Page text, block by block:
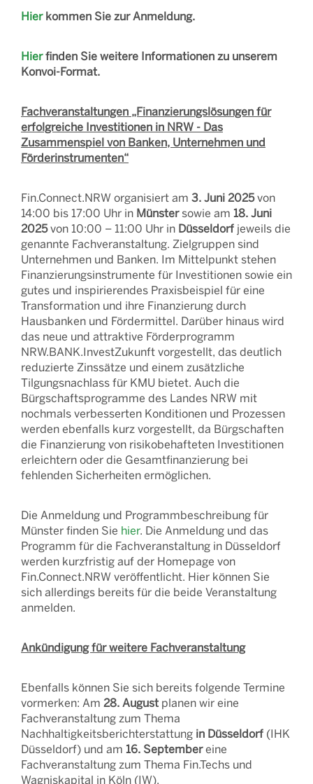
Hierkommen Sie zur Anmeldung.
Hierfinden Sie weitere Informationen zu unserem
Konvoi-Format.
Fachveranstaltungen „Finanzierungslösungen für
erfolgreiche Investitionen in NRW - Das
Zusammenspiel von Banken, Unternehmen und
Förderinstrumenten“
Fin.Connect.NRW organisiert am 3. Juni 2025von
14:00 bis 17:00 Uhr in Münstersowie am 18. Juni
2025von 10:00 – 11:00 Uhr in Düsseldorf jeweils die
genannte Fachveranstaltung. Zielgruppen sind
Unternehmen und Banken. Im Mittelpunkt stehen
Finanzierungsinstrumente für Investitionen sowie ein
gutes und inspirierendes Praxisbeispiel für eine
Transformation und ihre Finanzierung durch
Hausbanken und Fördermittel. Darüber hinaus wird
das neue und attraktive Förderprogramm
NRW.BANK.InvestZukunft vorgestellt, das deutlich
reduzierte Zinssätze und einem zusätzliche
Tilgungsnachlass für KMU bietet. Auch die
Bürgschaftsprogramme des Landes NRW mit
nochmals verbesserten Konditionen und Prozessen
werden ebenfalls kurz vorgestellt, da Bürgschaften
die Finanzierung von risikobehafteten Investitionen
erleichtern oder die Gesamtfinanzierung bei
fehlenden Sicherheiten ermöglichen.
Die Anmeldung und Programmbeschreibung für
Münster finden Sie hier. Die Anmeldung und das
Programm für die Fachveranstaltung in Düsseldorf
werden kurzfristig auf der Homepage von
Fin.Connect.NRW veröffentlicht. Hier können Sie
sich allerdings bereits für die beide Veranstaltung
anmelden.
Ankündigung für weitere Fachveranstaltung
Ebenfalls können Sie sich bereits folgende Termine
vormerken: Am 28. August planen wir eine
Fachveranstaltung zum Thema
Nachhaltigkeitsberichterstattung in Düsseldorf (IHK
Düsseldorf) und am 16. Septembereine
Fachveranstaltung zum Thema Fin.Techs und
Wagniskapital in Köln (IW).